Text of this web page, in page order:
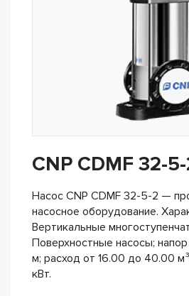
CNP CDMF 32-
Насос CNP CDMF 32-5-2 —
насосное оборудование.
Вертикальные
Поверхностные насосы;
м; расход от 16.00 до 40.00
кВт.